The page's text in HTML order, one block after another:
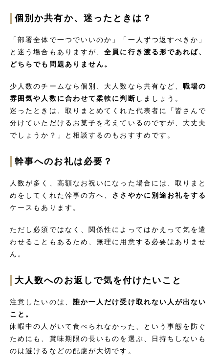
個別か共有か、迷ったときは？
「部署全体で一つでいいのか」「一人ずつ返すべきか」
と迷う場合もありますが、全員に行き渡る形であれば、
どちらでも問題ありません。
少人数のチームなら個別、大人数なら共有など、職場の
雰囲気や人数に合わせて柔軟に判断 しましょう。
迷ったときは、取りまとめてくれた代表者に「皆さんで
分けていただけるお菓子を考えているのですが、大丈夫
でしょうか？」と相談するのもおすすめです。
幹事へのお礼は必要？
人数が多く、高額なお祝いになった場合には、取りまと
めをしてくれた幹事の方へ、 ささやかに別途お礼をする
ケースもあります。
ただし必須ではなく、関係性によってはかえって気を遣
わせることもあるため、無理に用意する必要はありませ
ん。
大人数へのお返しで気を付けたいこと
注意したいのは、 誰か一人だけ受け取れない人が出ない
こと。
休暇中の人がいて食べられなかった、という事態を防ぐ
ためにも、賞味期限の長いものを選ぶ、日持ちしないも
のは避けるなどの配慮が大切です。